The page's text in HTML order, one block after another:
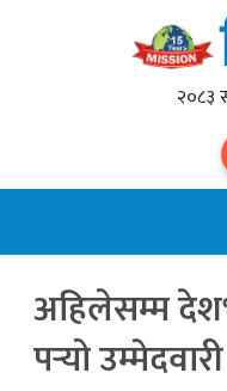
२०८३
अहिलेसम्म
पर्‍यो उम्मेदवारी